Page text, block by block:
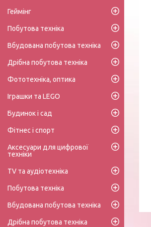
Геймінг
Побутова техніка
Вбудована побутова техніка
Дрібна побутова техніка
Фототехніка, оптика
Іграшки та LEGO
Будинок і сад
Фітнес і спорт
Аксесуари для цифрової
техніки
TV та аудіотехніка
Побутова техніка
Вбудована побутова техніка
Дрібна побутова техніка